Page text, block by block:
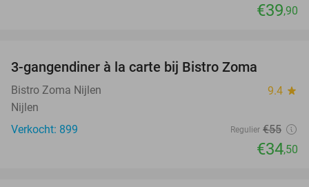
€39,90
3-gangendiner à la carte bij Bistro Zoma
Bistro Zoma Nijlen 9.4 star
Nijlen
Verkocht: 899
Regulier €55
€34,50